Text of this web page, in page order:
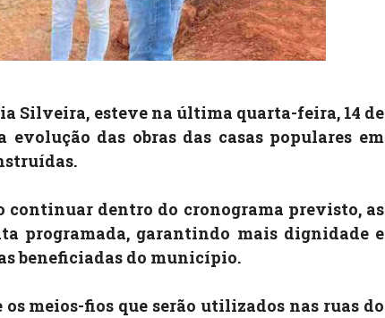
Silveira, esteve na última quarta-feira, 14 de
das obras das casas populares em
continuar dentro do cronograma previsto, as
programada, garantindo mais dignidade e
beneficiadas do município.
meios-fios que serão utilizados nas ruas do